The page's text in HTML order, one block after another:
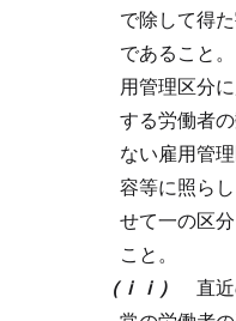
で除して得
であること。
用管理区分
する労働者
ない雇用管
容等に照ら
せて一の区
こと。
（ｉｉ） 直